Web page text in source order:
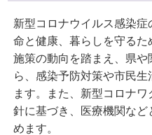
新型コロナウイルス感染
命と健康、暮らしを守る
施策の動向を踏まえ、県
ら、感染予防対策や市民
ます。また、新型コロナ
針に基づき、医療機関な
めます。